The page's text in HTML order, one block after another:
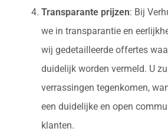
Transparante prijzen: Bij
we in transparantie en
wij gedetailleerde offertes
duidelijk worden vermeld. U
verrassingen tegenkomen,
een duidelijke en open
klanten.